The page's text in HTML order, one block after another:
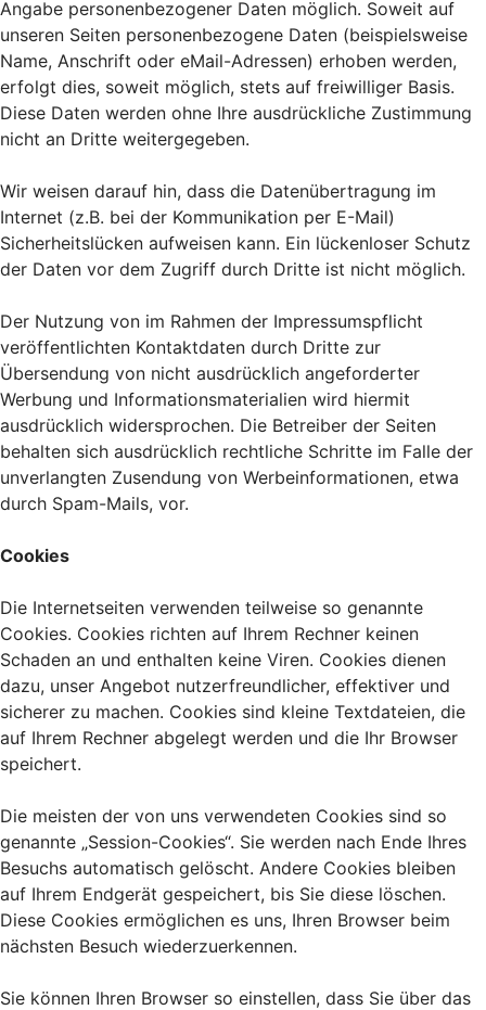
Angabe personenbezogener Daten möglich. Soweit auf
unseren Seiten personenbezogene Daten (beispielsweise
Name, Anschrift oder eMail-Adressen) erhoben werden,
erfolgt dies, soweit möglich, stets auf freiwilliger Basis.
Diese Daten werden ohne Ihre ausdrückliche Zustimmung
nicht an Dritte weitergegeben.
Wir weisen darauf hin, dass die Datenübertragung im
Internet (z.B. bei der Kommunikation per E-Mail)
Sicherheitslücken aufweisen kann. Ein lückenloser Schutz
der Daten vor dem Zugriff durch Dritte ist nicht möglich.
Der Nutzung von im Rahmen der Impressumspflicht
veröffentlichten Kontaktdaten durch Dritte zur
Übersendung von nicht ausdrücklich angeforderter
Werbung und Informationsmaterialien wird hiermit
ausdrücklich widersprochen. Die Betreiber der Seiten
behalten sich ausdrücklich rechtliche Schritte im Falle der
unverlangten Zusendung von Werbeinformationen, etwa
durch Spam-Mails, vor.
Cookies
Die Internetseiten verwenden teilweise so genannte
Cookies. Cookies richten auf Ihrem Rechner keinen
Schaden an und enthalten keine Viren. Cookies dienen
dazu, unser Angebot nutzerfreundlicher, effektiver und
sicherer zu machen. Cookies sind kleine Textdateien, die
auf Ihrem Rechner abgelegt werden und die Ihr Browser
speichert.
Die meisten der von uns verwendeten Cookies sind so
genannte „Session-Cookies“. Sie werden nach Ende Ihres
Besuchs automatisch gelöscht. Andere Cookies bleiben
auf Ihrem Endgerät gespeichert, bis Sie diese löschen.
Diese Cookies ermöglichen es uns, Ihren Browser beim
nächsten Besuch wiederzuerkennen.
Sie können Ihren Browser so einstellen, dass Sie über das